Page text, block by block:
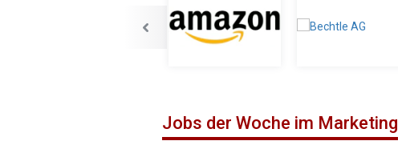
Jobs der Woche im Marketing